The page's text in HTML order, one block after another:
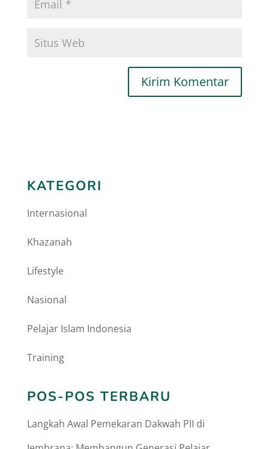
KATEGORI
Internasional
Khazanah
Lifestyle
Nasional
Pelajar Islam Indonesia
Training
POS-POS TERBARU
Langkah Awal Pemekaran Dakwah PII di